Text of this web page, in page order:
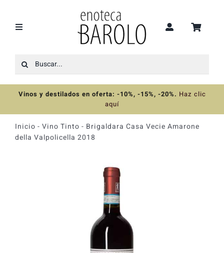
contenido
Toggle
Recomendaciones
Ofertas
Colecciones
Catas y Actividades
Buscar:
Vinos y destilados en oferta: -10%, -15%, -20%. Haz clic
aquí
Inicio - Vino Tinto - Brigaldara Casa Vecie Amarone
della Valpolicella 2018